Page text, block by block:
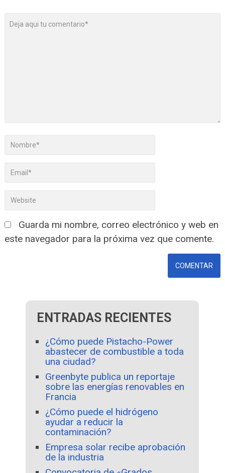
Guarda mi nombre, correo electrónico y web en
este navegador para la próxima vez que comente.
ENTRADAS RECIENTES
¿Cómo puede Pistacho-Power
abastecer de combustible a toda
una ciudad?
Greenbyte publica un reportaje
sobre las energías renovables en
Francia
¿Cómo puede el hidrógeno
ayudar a reducir la
contaminación?
Empresa solar recibe aprobación
de la industria